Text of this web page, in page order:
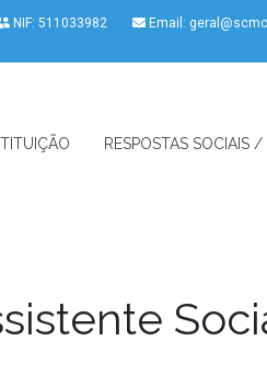
NIF: 511033982 Email:
RESPOSTAS SOCIAIS